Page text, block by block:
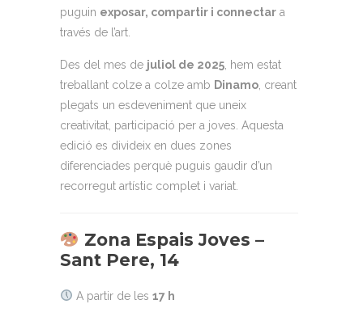
puguin exposar, compartir i connectar a
través de l’art.
Des del mes de juliol de 2025 , hem estat
treballant colze a colze amb Dinamo , creant
plegats un esdeveniment que uneix
creativitat, participació per a joves. Aquesta
edició es divideix en dues zones
diferenciades perquè puguis gaudir d’un
recorregut artístic complet i variat.
Zona Espais Joves –
Sant Pere, 14
A partir de les 17 h